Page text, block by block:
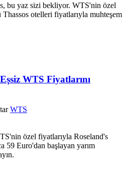
bu yaz sizi bekliyor. WTS'nin özel
otelleri fiyatlarıyla muhteşem
WTS Fiyatlarını
WTS
özel fiyatlarıyla Roseland's
59 Euro'dan başlayan yarım